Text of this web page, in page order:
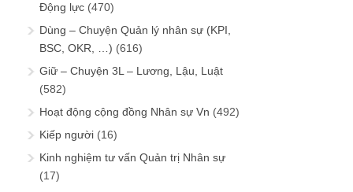
Động lực (470)
Dùng – Chuyện Quản lý nhân sự (KPI,
BSC, OKR, …) (616)
Giữ – Chuyện 3L – Lương, Lậu, Luật
(582)
Hoạt động cộng đồng Nhân sự Vn (492)
Kiếp người (16)
Kinh nghiệm tư vấn Quản trị Nhân sự
(17)